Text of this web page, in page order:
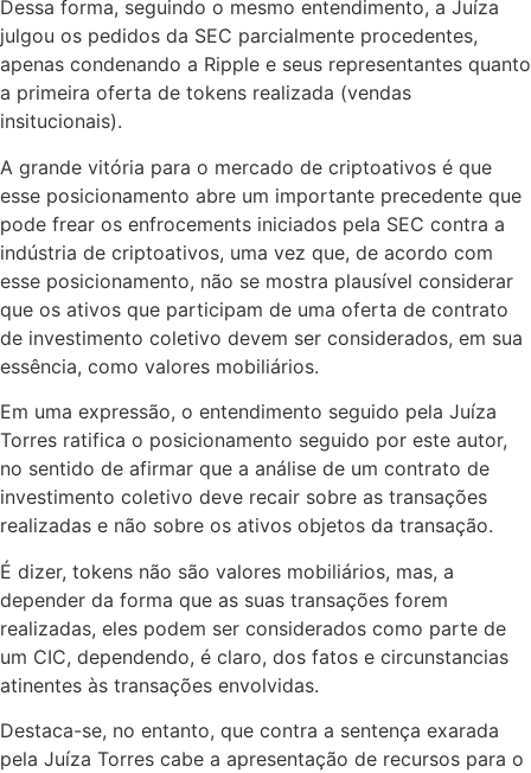
Dessa forma, seguindo o mesmo entendimento, a Juíza
julgou os pedidos da SEC parcialmente procedentes,
apenas condenando a Ripple e seus representantes quanto
a primeira oferta de tokens realizada (vendas
insitucionais).
A grande vitória para o mercado de criptoativos é que
esse posicionamento abre um importante precedente que
pode frear os enfrocements iniciados pela SEC contra a
indústria de criptoativos, uma vez que, de acordo com
esse posicionamento, não se mostra plausível considerar
que os ativos que participam de uma oferta de contrato
de investimento coletivo devem ser considerados, em sua
essência, como valores mobiliários.
Em uma expressão, o entendimento seguido pela Juíza
Torres ratifica o posicionamento seguido por este autor,
no sentido de afirmar que a análise de um contrato de
investimento coletivo deve recair sobre as transações
realizadas e não sobre os ativos objetos da transação.
É dizer, tokens não são valores mobiliários, mas, a
depender da forma que as suas transações forem
realizadas, eles podem ser considerados como parte de
um CIC, dependendo, é claro, dos fatos e circunstancias
atinentes às transações envolvidas.
Destaca-se, no entanto, que contra a sentença exarada
pela Juíza Torres cabe a apresentação de recursos para o